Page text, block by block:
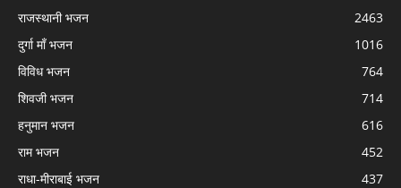
राजस्थानी भजन
2463
दुर्गा माँ भजन
1016
विविध भजन
764
शिवजी भजन
714
हनुमान भजन
616
राम भजन
452
राधा-मीराबाई भजन
437